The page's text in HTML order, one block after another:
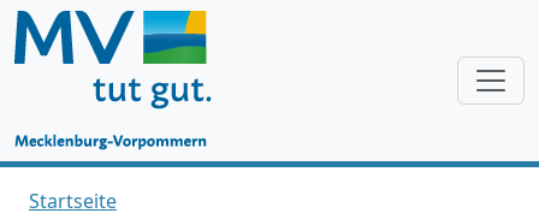
Startseite